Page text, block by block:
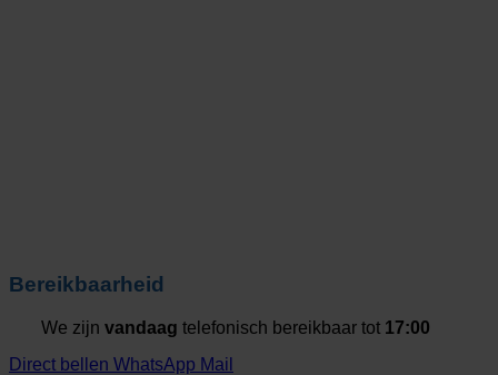
Bereikbaarheid
We zijn vandaag telefonisch bereikbaar tot 17:00
Direct bellen WhatsApp Mail